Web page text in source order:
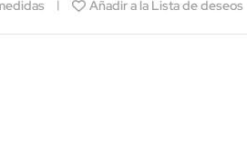
Añadir a la Lista de deseos